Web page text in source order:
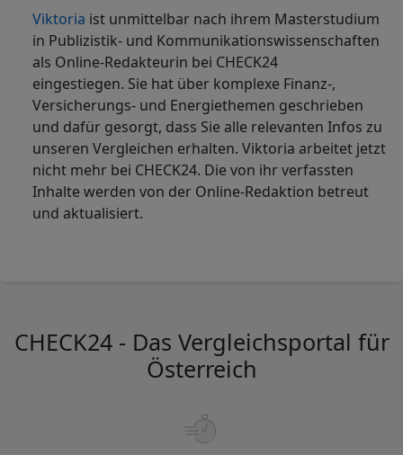
Viktoria ist unmittelbar nach ihrem Masterstudium
in Publizistik- und Kommunikationswissenschaften
als Online-Redakteurin bei CHECK24
eingestiegen. Sie hat über komplexe Finanz-,
Versicherungs- und Energiethemen geschrieben
und dafür gesorgt, dass Sie alle relevanten Infos zu
unseren Vergleichen erhalten. Viktoria arbeitet jetzt
nicht mehr bei CHECK24. Die von ihr verfassten
Inhalte werden von der Online-Redaktion betreut
und aktualisiert.
CHECK24 - Das Vergleichsportal für
Österreich